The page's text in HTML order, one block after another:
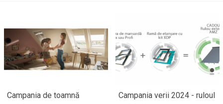
Campania de toamnă
Campania verii 2024 - ruloul